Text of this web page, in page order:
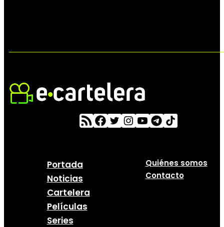
Portada
Noticias
Cartelera
Películas
Series
Quiénes somos
Contacto